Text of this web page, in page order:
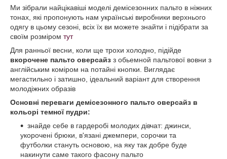
Ми зібрали найцікавіші моделі демісезонних пальто в ніжних
тонах, які пропонують нам українські виробники верхнього
одягу в цьому сезоні, всіх їх ви можете знайти і підібрати за
своїм розміром тут
Для ранньої весни, коли ще трохи холодно, підійде
вкорочене пальто оверсайз з обьемной пальтової вовни з
англійським коміром на потайні кнопки. Виглядає
мегастильно і затишно, ідеальний варіант для створення
молодіжних образів
Основні переваги демісезонного пальто оверсайз в
кольорі темної пудри:
знайде себе в гардеробі молодих дівчат: джинси,
укорочені брюки, в'язані джемпери, сорочки та
футболки стануть основою, на яку так добре буде
накинути саме такого фасону пальто